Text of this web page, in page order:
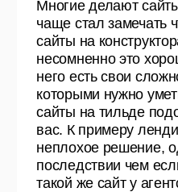
Многие делают
чаще стал замечать
сайты на
несомненно это
него есть свои
которыми нужно
сайты на тильде
вас. К примеру
неплохое решение,
последствии чем
такой же сайт у